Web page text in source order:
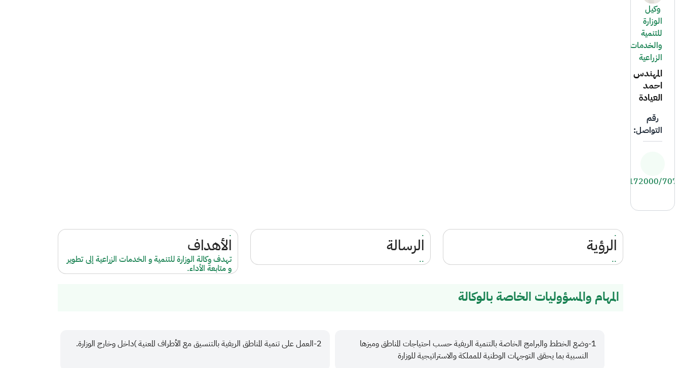
وكيل
الوزارة
للتنمية
والخدمات
الزراعية
المهندس
احمد
العيادة
رقم
التواصل:
4172000/
.
الرؤية
..
.
الرسالة
..
.
الأهداف
تهدف وكالة الوزارة للتنمية و الخدمات الزراعية إلى تطوير
و متابعة الأداء.
المهام والمسؤوليات الخاصة بالوكالة
وضع الخطط والبرامج الخاصة بالتنمية الريفية حسب احتياجات المناطق وميزها
النسبية بما يحقق التوجهات الوطنية للمملكة والاستراتيجية للوزارة
العمل على تنمية المناطق الريفية بالتنسيق مع الأطراف المعنية )داخل وخارج الوزارة.